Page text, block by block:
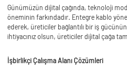
Günümüzün dijital çağında, teknoloji
öneminin farkındadır. Entegre kablo
ederek, üreticiler bağlantılı bir iş
ihtiyacınız olsun, üreticiler dijital çağa
İşbirlikçi Çalışma Alanı Çözümleri